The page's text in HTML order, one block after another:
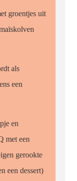
groentjes uit
als
een
en
met een
gerookte
een dessert)